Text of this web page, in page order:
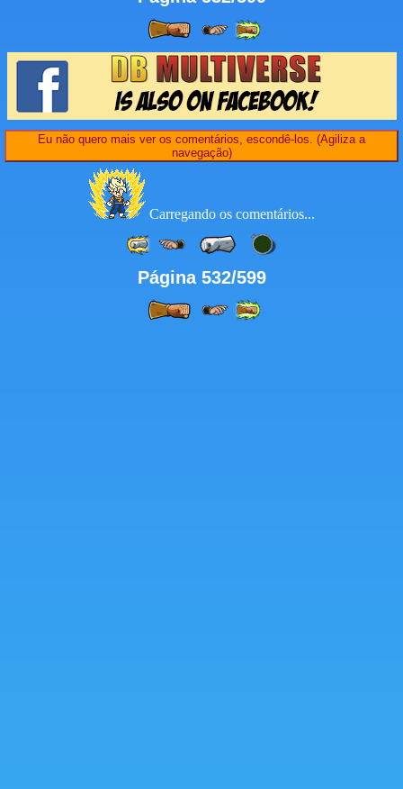
Eu não quero mais ver os comentários, escondê-los. (Agiliza a
navegação)
Carregando os comentários...
Página 532/599